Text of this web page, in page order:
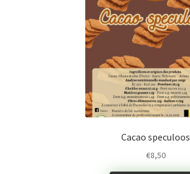
Cacao speculoos
€8,50